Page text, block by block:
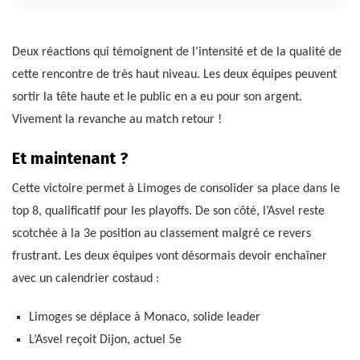
Deux réactions qui témoignent de l’intensité et de la qualité de
cette rencontre de très haut niveau. Les deux équipes peuvent
sortir la tête haute et le public en a eu pour son argent.
Vivement la revanche au match retour !
Et maintenant ?
Cette victoire permet à Limoges de consolider sa place dans le
top 8, qualificatif pour les playoffs. De son côté, l’Asvel reste
scotchée à la 3e position au classement malgré ce revers
frustrant. Les deux équipes vont désormais devoir enchaîner
avec un calendrier costaud :
Limoges se déplace à Monaco, solide leader
L’Asvel reçoit Dijon, actuel 5e